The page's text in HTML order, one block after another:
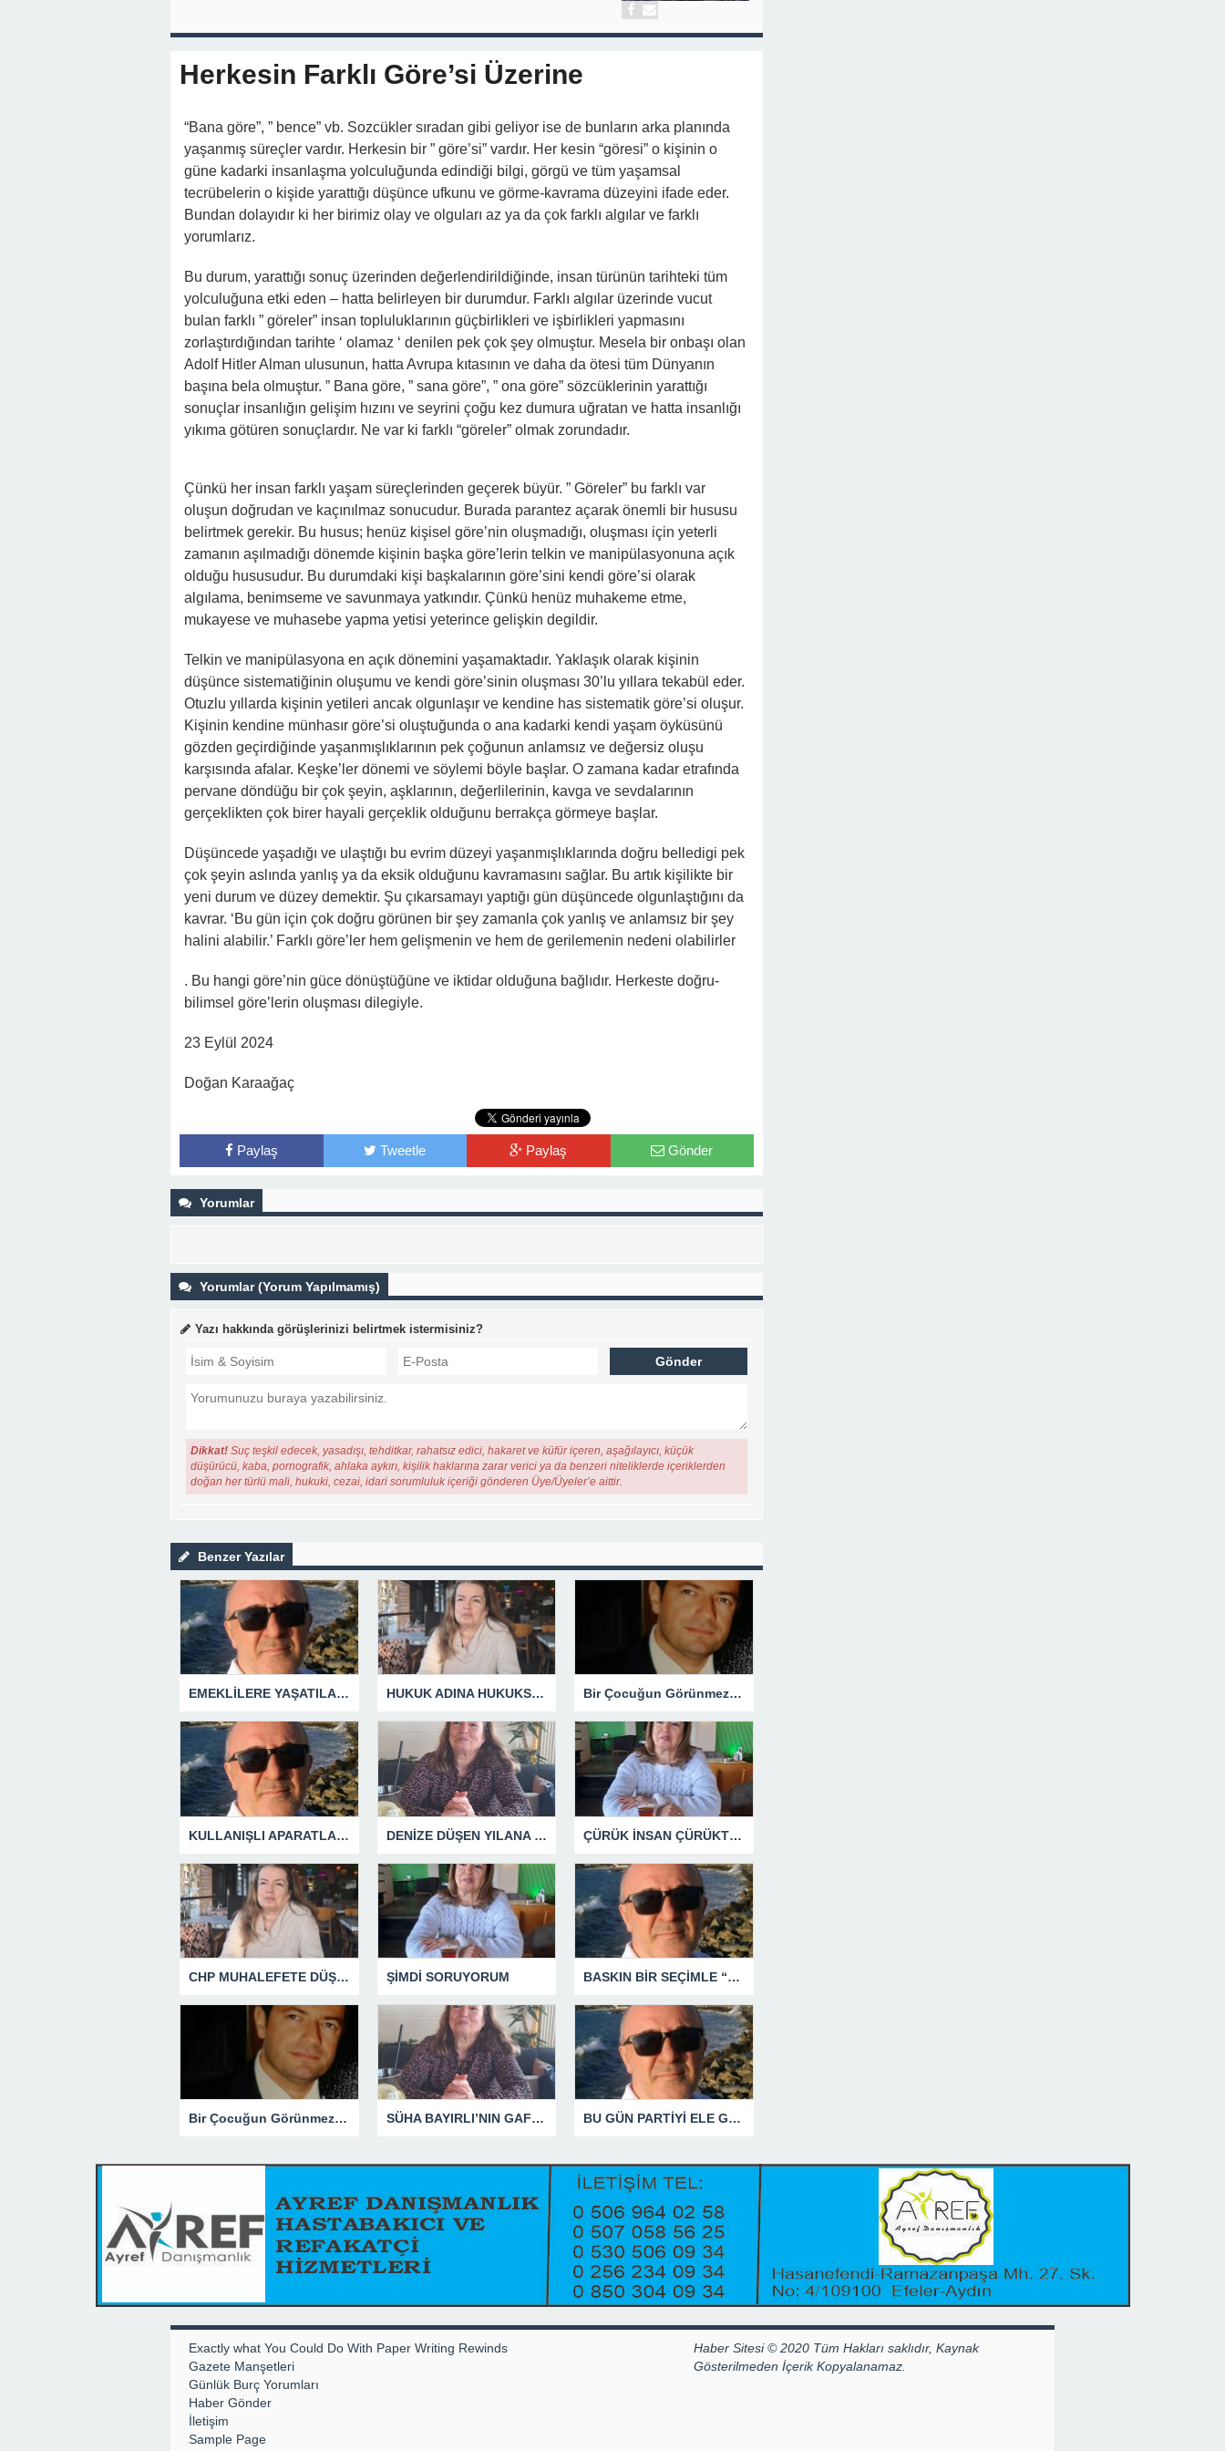
Herkesin Farklı Göre’si Üzerine
“Bana göre”, ” bence” vb. Sozcükler sıradan gibi geliyor ise de bunların arka planında
yaşanmış süreçler vardır. Herkesin bir ” göre’si” vardır. Her kesin “göresi” o kişinin o
güne kadarki insanlaşma yolculuğunda edindiği bilgi, görgü ve tüm yaşamsal
tecrübelerin o kişide yarattığı düşünce ufkunu ve görme-kavrama düzeyini ifade eder.
Bundan dolayıdır ki her birimiz olay ve olguları az ya da çok farklı algılar ve farklı
yorumlarız.
Bu durum, yarattığı sonuç üzerinden değerlendirildiğinde, insan türünün tarihteki tüm
yolculuğuna etki eden – hatta belirleyen bir durumdur. Farklı algılar üzerinde vucut
bulan farklı ” göreler” insan topluluklarının güçbirlikleri ve işbirlikleri yapmasını
zorlaştırdığından tarihte ‘ olamaz ‘ denilen pek çok şey olmuştur. Mesela bir onbaşı olan
Adolf Hitler Alman ulusunun, hatta Avrupa kıtasının ve daha da ötesi tüm Dünyanın
başına bela olmuştur. ” Bana göre, ” sana göre”, ” ona göre” sözcüklerinin yarattığı
sonuçlar insanlığın gelişim hızını ve seyrini çoğu kez dumura uğratan ve hatta insanlığı
yıkıma götüren sonuçlardır. Ne var ki farklı “göreler” olmak zorundadır.
Çünkü her insan farklı yaşam süreçlerinden geçerek büyür. ” Göreler” bu farklı var
oluşun doğrudan ve kaçınılmaz sonucudur. Burada parantez açarak önemli bir hususu
belirtmek gerekir. Bu husus; henüz kişisel göre’nin oluşmadığı, oluşması için yeterli
zamanın aşılmadığı dönemde kişinin başka göre’lerin telkin ve manipülasyonuna açık
olduğu hususudur. Bu durumdaki kişi başkalarının göre’sini kendi göre’si olarak
algılama, benimseme ve savunmaya yatkındır. Çünkü henüz muhakeme etme,
mukayese ve muhasebe yapma yetisi yeterince gelişkin degildir.
Telkin ve manipülasyona en açık dönemini yaşamaktadır. Yaklaşık olarak kişinin
düşünce sistematiğinin oluşumu ve kendi göre’sinin oluşması 30’lu yıllara tekabül eder.
Otuzlu yıllarda kişinin yetileri ancak olgunlaşır ve kendine has sistematik göre’si oluşur.
Kişinin kendine münhasır göre’si oluştuğunda o ana kadarki kendi yaşam öyküsünü
gözden geçirdiğinde yaşanmışlıklarının pek çoğunun anlamsız ve değersiz oluşu
karşısında afalar. Keşke’ler dönemi ve söylemi böyle başlar. O zamana kadar etrafında
pervane döndüğu bir çok şeyin, aşklarının, değerlilerinin, kavga ve sevdalarının
gerçeklikten çok birer hayali gerçeklik olduğunu berrakça görmeye başlar.
Düşüncede yaşadığı ve ulaştığı bu evrim düzeyi yaşanmışlıklarında doğru belledigi pek
çok şeyin aslında yanlış ya da eksik olduğunu kavramasını sağlar. Bu artık kişilikte bir
yeni durum ve düzey demektir. Şu çıkarsamayı yaptığı gün düşüncede olgunlaştığını da
kavrar. ‘Bu gün için çok doğru görünen bir şey zamanla çok yanlış ve anlamsız bir şey
halini alabilir.’ Farklı göre’ler hem gelişmenin ve hem de gerilemenin nedeni olabilirler
. Bu hangi göre’nin güce dönüştüğüne ve iktidar olduğuna bağlıdır. Herkeste doğru-
bilimsel göre’lerin oluşması dilegiyle.
23 Eylül 2024
Doğan Karaağaç
Paylaş Tweetle Paylaş Gönder
Yorumlar
Yorumlar (Yorum Yapılmamış)
Yazı hakkında görüşlerinizi belirtmek istermisiniz?
Dikkat! Suç teşkil edecek, yasadışı, tehditkar, rahatsız edici, hakaret ve küfür içeren, aşağılayıcı, küçük
düşürücü, kaba, pornografik, ahlaka aykırı, kişilik haklarına zarar verici ya da benzeri niteliklerde içeriklerden
doğan her türlü mali, hukuki, cezai, idari sorumluluk içeriği gönderen Üye/Üyeler’e aittir.
Benzer Yazılar
EMEKLİLERE YAŞATILAN CUMHURİYET TARİHİNİN EN BÜYÜK ZULMÜNÜN DERİN ANALİZİ ! HUKUK ADINA HUKUKSUZLUK Bir Çocuğun Görünmez Yaraları – 42 “Kırık Şehirlerin Çocukları”
KULLANIŞLI APARATLARIN KAÇINILMAZ SONU ! DENİZE DÜŞEN YILANA SARILIR ÇÜRÜK İNSAN ÇÜRÜKTÜR
CHP MUHALEFETE DÜŞTÜ ŞİMDİ SORUYORUM BASKIN BİR SEÇİMLE “YENİ PARTİ”Yİ DEVRE DIŞI BIRAKMAK İÇİN DÜĞMEYE Mİ BASILDI?
Bir Çocuğun Görünmez Yaraları – 41 “Koparılmış Çocuklar” SÜHA BAYIRLI’NIN GAFLARI BU GÜN PARTİYİ ELE GEÇİRDİĞİNİ ZANNEDENLER YAKIN BİR GELECEKTE SİYASETİN ÇÖPLÜĞÜNDE YERİNİ ALACAKTIR
Exactly what You Could Do With Paper Writing Rewinds
Gazete Manşetleri
Günlük Burç Yorumları
Haber Gönder
İletişim
Sample Page
Haber Sitesi © 2020 Tüm Hakları saklıdır, Kaynak
Gösterilmeden İçerik Kopyalanamaz.